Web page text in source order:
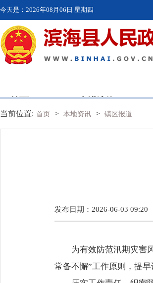
今天是： 2026年08月06日 星期四
首页 走进滨海
当前位置: 首页 > 本地资讯 > 镇区报道
发布日期：2026-06-03 09:20
为有效防范汛期灾害
常备不懈”工作原则，提